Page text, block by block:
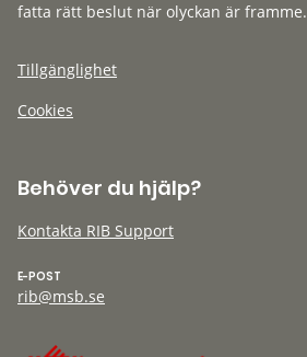
fatta rätt beslut när olyckan är framme.
Tillgänglighet
Cookies
Behöver du hjälp?
Kontakta RIB Support
E-POST
rib@msb.se